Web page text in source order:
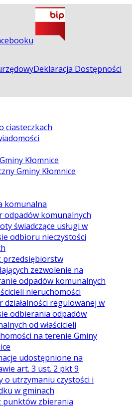
Deklaracja Dostępności
ciasteczkach
Kłomnice
Gminy Kłomnice
komunalna
odpadów komunalnych
świadczące usługi w
odbioru nieczystości
przedsiębiorstw
zezwolenie na
odpadów komunalnych
nieruchomości
działalności regulowanej w
odbierania odpadów
od właścicieli
na terenie Gminy
udostępnione na
art. 3 ust. 2 pkt 9
o utrzymaniu czystości i
w gminach
punktów zbierania